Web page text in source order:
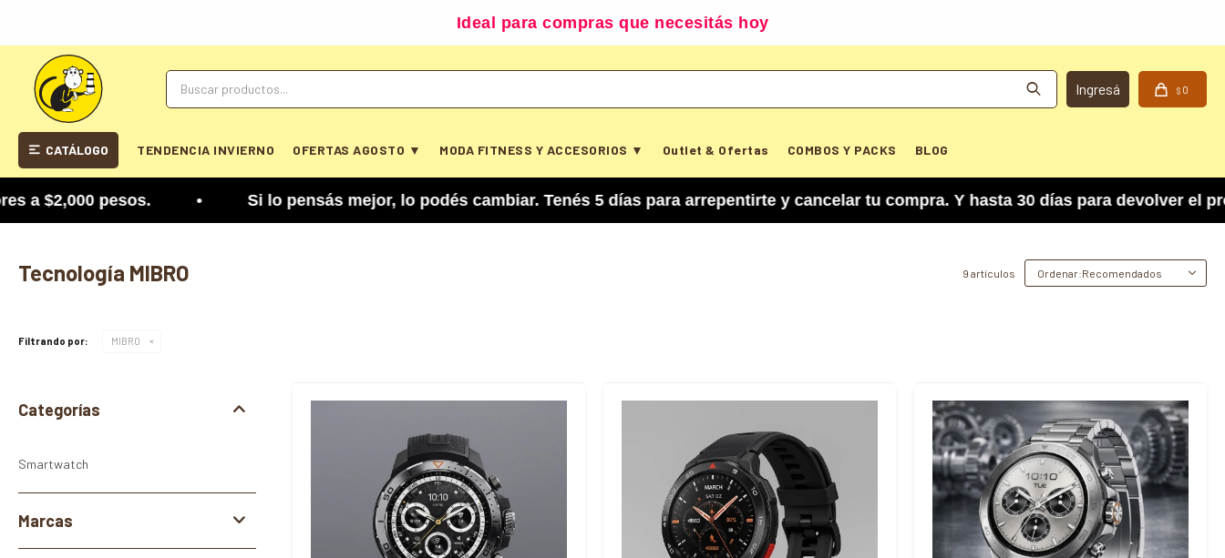
Ideal para compras que necesitás hoy
CATÁLOGO TENDENCIA INVIERNO OFERTAS AGOSTO ▼ MODA FITNESS Y ACCESORIOS ▼ Outlet & Ofertas COMBOS Y PACKS BLOG
$ 0
$2,000 pesos. • Si lo pensás mejor, lo podés cambiar. Tenés 5 días para arrepentirte y cancelar tu compra. Y hasta 30 días para devolver el
Tecnología MIBRO 9 artículos Recomendados
Filtrando por: MIBRO
Categorías
Smartwatch
Marcas